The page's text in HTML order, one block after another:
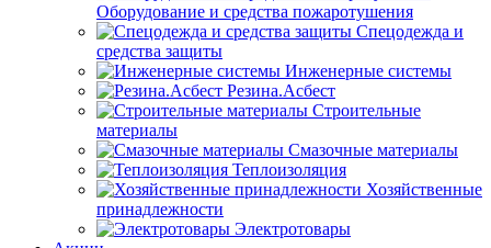
Оборудование и средства пожаротушения
Спецодежда и
средства защиты
Инженерные системы
Резина.Асбест
Строительные
материалы
Смазочные материалы
Теплоизоляция
Хозяйственные
принадлежности
Электротовары